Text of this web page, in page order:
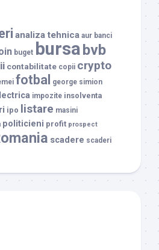
analiza tehnica aur banci
buget bursabvb
contabilitate copii crypto
fotbal george simion
impozite insolventa
ipo listare masini
politicieni profit prospect
scadere scaderi